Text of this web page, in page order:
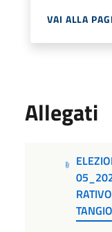
VAI ALLA
Allegati